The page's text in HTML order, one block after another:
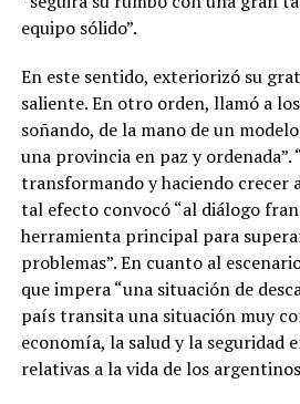
equipo sólido”.
En este sentido, exteriorizó su
saliente. En otro orden, llamó a
soñando, de la mano de un
una provincia en paz y ordenada”.
transformando y haciendo crecer
tal efecto convocó “al diálogo
herramienta principal para
problemas”. En cuanto al
que impera “una situación de
país transita una situación muy
economía, la salud y la seguridad
relativas a la vida de los